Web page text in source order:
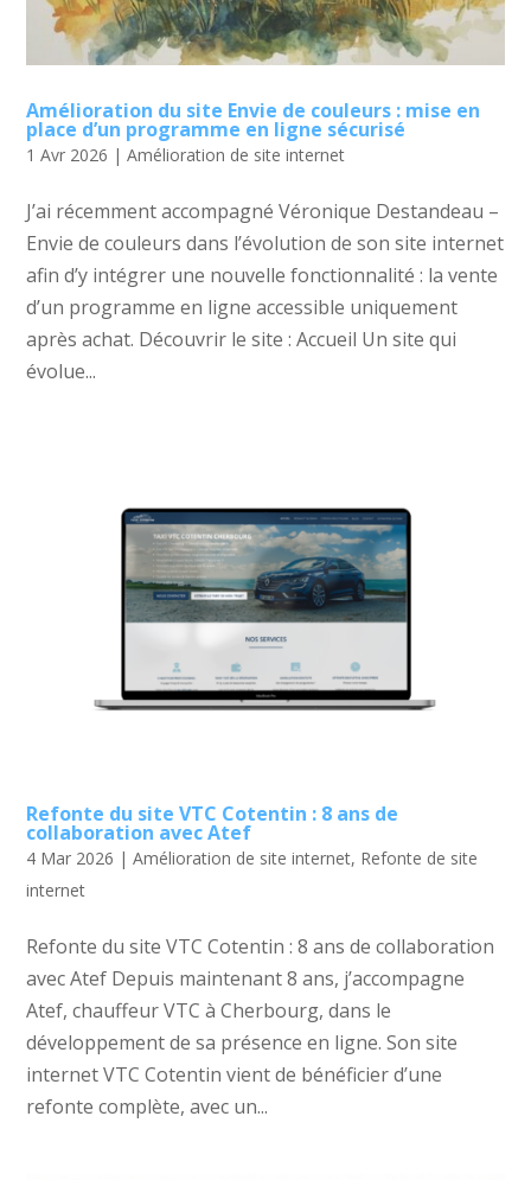
Amélioration du site Envie de couleurs : mise en
place d’un programme en ligne sécurisé
1 Avr 2026 |Amélioration de site internet
J’ai récemment accompagné Véronique Destandeau –
Envie de couleurs dans l’évolution de son site internet
afin d’y intégrer une nouvelle fonctionnalité : la vente
d’un programme en ligne accessible uniquement
après achat. Découvrir le site : Accueil Un site qui
évolue...
Refonte du site VTC Cotentin : 8 ans de
collaboration avec Atef
4 Mar 2026 |Amélioration de site internet, Refonte de site
internet
Refonte du site VTC Cotentin : 8 ans de collaboration
avec Atef Depuis maintenant 8 ans, j’accompagne
Atef, chauffeur VTC à Cherbourg, dans le
développement de sa présence en ligne. Son site
internet VTC Cotentin vient de bénéficier d’une
refonte complète, avec un...